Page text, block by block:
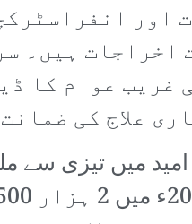
اور
اخراجات ہیں۔
عوام کا
علاج کی
میں تیزی سے